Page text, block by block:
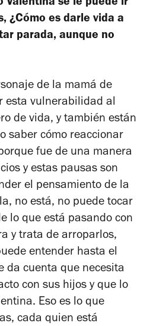
Valentina se le puede ir
¿Cómo es darle vida a
parada, aunque no
de la mamá de
esta vulnerabilidad al
de vida, y también están
saber cómo reaccionar
fue de una manera
y estas pausas son
el pensamiento de la
no está, no puede tocar
lo que está pasando con
y trata de arroparlos,
entender hasta el
da cuenta que necesita
con sus hijos y que lo
Eso es lo que
cada quien está